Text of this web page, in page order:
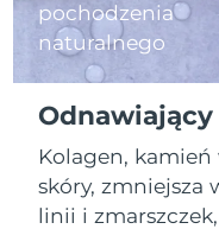
pochodzenia
naturalnego
Kolagen,
skóry, zmniejsza
linii i
Izrael
Włochy
Japonia